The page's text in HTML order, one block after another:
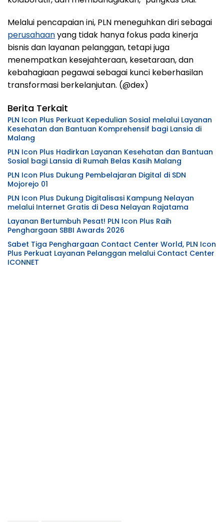
Melalui pencapaian ini, PLN meneguhkan diri sebagai
perusahaanyang tidak hanya fokus pada kinerja
bisnis dan layanan pelanggan, tetapi juga
menempatkan kesejahteraan, kesetaraan, dan
kebahagiaan pegawai sebagai kunci keberhasilan
transformasi berkelanjutan. (@dex)
Berita Terkait
PLN Icon Plus Perkuat Kepedulian Sosial melalui Layanan
Kesehatan dan Bantuan Komprehensif bagi Lansia di
Malang
PLN Icon Plus Hadirkan Layanan Kesehatan dan Bantuan
Sosial bagi Lansia di Rumah Belas Kasih Malang
PLN Icon Plus Dukung Pembelajaran Digital di SDN
Mojorejo 01
PLN Icon Plus Dukung Digitalisasi Kampung Nelayan
melalui Internet Gratis di Desa Nelayan Rajatama
Layanan Bertumbuh Pesat! PLN Icon Plus Raih
Penghargaan SBBI Awards 2026
Sabet Tiga Penghargaan Contact Center World, PLN Icon
Plus Perkuat Layanan Pelanggan melalui Contact Center
ICONNET